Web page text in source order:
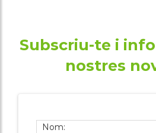
Subscriu-te i
nostres
Nom: